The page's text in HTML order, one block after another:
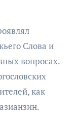
Слова и
вопросах.
как